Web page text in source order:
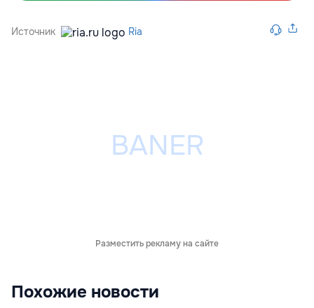
Источник Ria
Разместить рекламу на сайте
Похожие новости